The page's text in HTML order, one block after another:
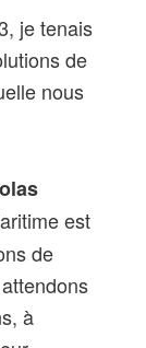
je tenais
de
nous
est
de
à